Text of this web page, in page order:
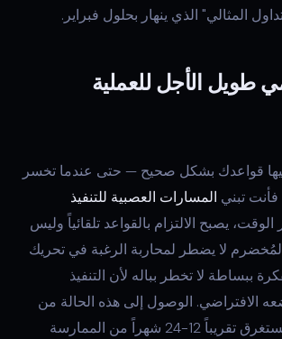
المثالي" الذي ينهار بحلول فبراير.
طويل الأجل للعملية
قواعدك بشكل صحيح — حتى عندما تخسر
تبني المسارات العصبية للتنفيذ
يصبح الالتزام بالقواعد تلقائياً وليس
لا يضطر لمحاربة الرغبة في تحريك
ببساطة لا تخطر بباله لأن التنفيذ
الافتراضي. الوصول إلى هذه الحالة من
الكفاءة اللاواعية يستغرق تقريباً 12-24 شهراً من الممارسة